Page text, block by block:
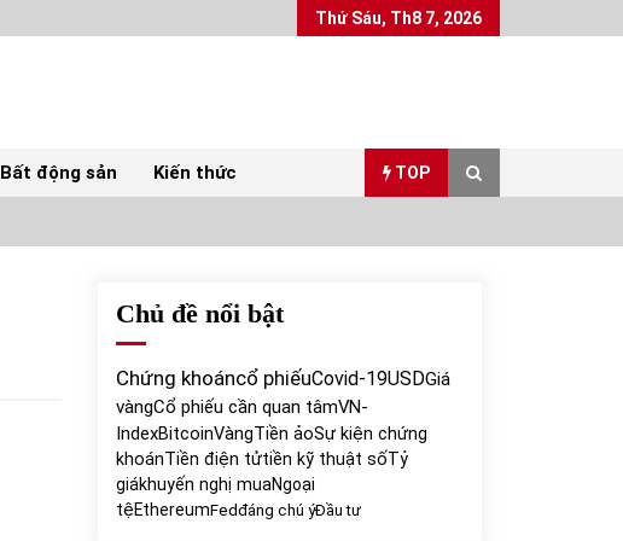
Thứ Sáu, Th8 7, 2026
Bất động sản Kiến thức TOP
Top 10 mặt hàng Việt Nam xuất khẩu nhiều
nhất tháng 5/2022
Bất ổn từ các cuộc đấu giá đất ở Thanh Hoá
31/05/2022
Chủ đề nổi bật
Chứng khoáncổ phiếuCovid-19USDGiá
vàngCổ phiếu cần quan tâmVN-
IndexBitcoinVàngTiền ảoSự kiện chứng
khoánTiền điện tửtiền kỹ thuật sốTỷ
giákhuyến nghị muaNgoại
tệEthereumFedđáng chú ýĐầu tư